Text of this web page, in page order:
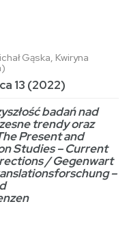
Gąska, Kwiryna
13 (2022)
badań nad
trendy oraz
Present and
Studies – Current
/ Gegenwart
–